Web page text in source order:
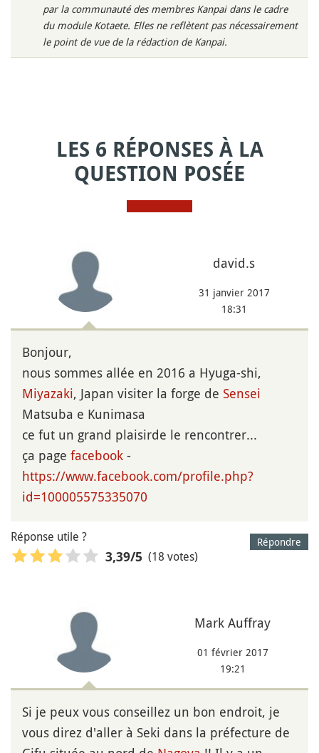
par la communauté des membres Kanpai dans le cadre
du module Kotaete. Elles ne reflètent pas nécessairement
le point de vue de la rédaction de Kanpai.
LES 6 RÉPONSES À LA
QUESTION POSÉE
david.s
31 janvier 2017
18:31
Bonjour,
nous sommes allée en 2016 a Hyuga-shi,
Miyazaki, Japan visiter la forge de Sensei
Matsuba e Kunimasa
ce fut un grand plaisirde le rencontrer...
ça page facebook -
https://www.facebook.com/profile.php?
id=100005575335070
Répondre
Réponse utile ?
3,39/5 (18 votes)
Mark Auffray
01 février 2017
19:21
Si je peux vous conseillez un bon endroit, je
vous direz d'aller à Seki dans la préfecture de